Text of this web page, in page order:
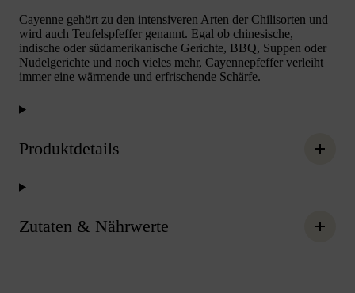
Cayenne gehört zu den intensiveren Arten der Chilisorten und
wird auch Teufelspfeffer genannt. Egal ob chinesische,
indische oder südamerikanische Gerichte, BBQ, Suppen oder
Nudelgerichte und noch vieles mehr, Cayennepfeffer verleiht
immer eine wärmende und erfrischende Schärfe.
Produktdetails
Zutaten & Nährwerte